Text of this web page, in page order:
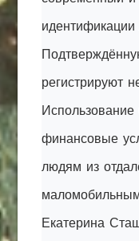
идентификации
регистрируют
финансовые
людям из
Екатерина